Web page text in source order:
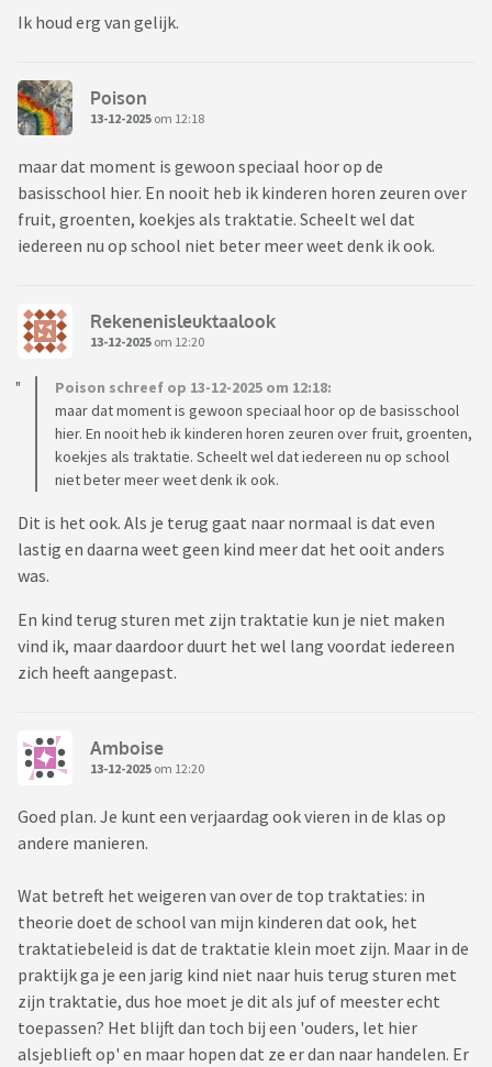
Ik houd erg van gelijk.
Poison
13-12-2025 om 12:18
maar dat moment is gewoon speciaal hoor op de
basisschool hier. En nooit heb ik kinderen horen zeuren over
fruit, groenten, koekjes als traktatie. Scheelt wel dat
iedereen nu op school niet beter meer weet denk ik ook.
Rekenenisleuktaalook
13-12-2025 om 12:20
Poison schreef op 13-12-2025 om 12:18:
maar dat moment is gewoon speciaal hoor op de basisschool
hier. En nooit heb ik kinderen horen zeuren over fruit, groenten,
koekjes als traktatie. Scheelt wel dat iedereen nu op school
niet beter meer weet denk ik ook.
Dit is het ook. Als je terug gaat naar normaal is dat even
lastig en daarna weet geen kind meer dat het ooit anders
was.
En kind terug sturen met zijn traktatie kun je niet maken
vind ik, maar daardoor duurt het wel lang voordat iedereen
zich heeft aangepast.
Amboise
13-12-2025 om 12:20
Goed plan. Je kunt een verjaardag ook vieren in de klas op
andere manieren.
Wat betreft het weigeren van over de top traktaties: in
theorie doet de school van mijn kinderen dat ook, het
traktatiebeleid is dat de traktatie klein moet zijn. Maar in de
praktijk ga je een jarig kind niet naar huis terug sturen met
zijn traktatie, dus hoe moet je dit als juf of meester echt
toepassen? Het blijft dan toch bij een 'ouders, let hier
alsjeblieft op' en maar hopen dat ze er dan naar handelen. Er